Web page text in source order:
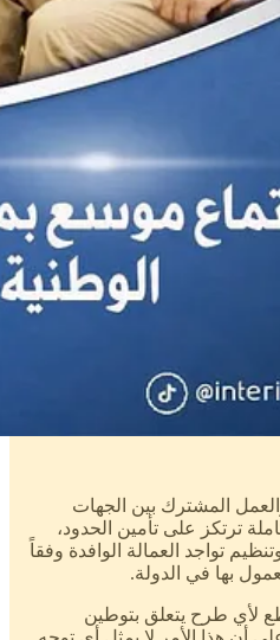
المشترك بين الجهات
ترتكز على تأمين الحدود،
تواجد العمالة الوافدة وفقاً
بها في الدولة.
لأي طرح يتعلق بتوطين